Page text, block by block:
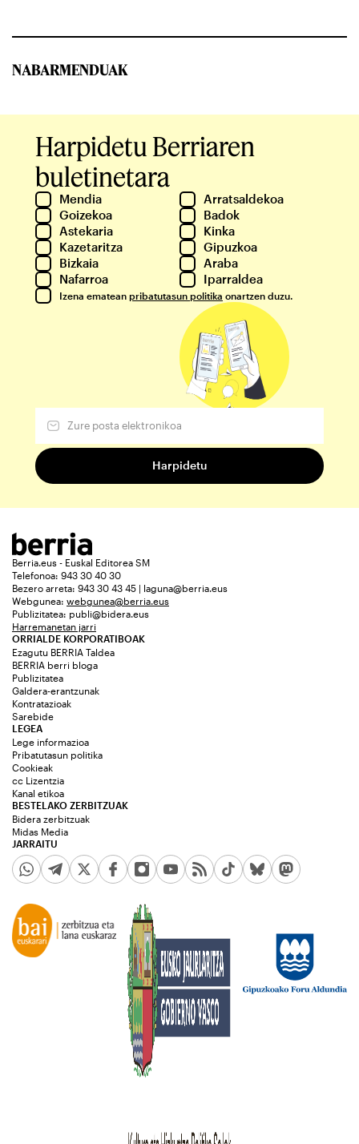
NABARMENDUAK
Harpidetu Berriaren
buletinetara
Mendia
Arratsaldekoa
Goizekoa
Badok
Astekaria
Kinka
Kazetaritza
Gipuzkoa
Bizkaia
Araba
Nafarroa
Iparraldea
Izena ematean pribatutasun politika onartzen duzu.
Berria.eus - Euskal Editorea SM
Telefonoa: 943 30 40 30
Bezero arreta: 943 30 43 45 | laguna@berria.eus
Webgunea: webgunea@berria.eus
Publizitatea: publi@bidera.eus
Harremanetan jarri
ORRIALDE KORPORATIBOAK
Ezagutu BERRIA Taldea
BERRIA berri bloga
Publizitatea
Galdera-erantzunak
Kontratazioak
Sarebide
JARRAITU
LEGEA
Lege informazioa
Pribatutasun politika
Cookieak
cc Lizentzia
Kanal etikoa
BESTELAKO ZERBITZUAK
Bidera zerbitzuak
Midas Media